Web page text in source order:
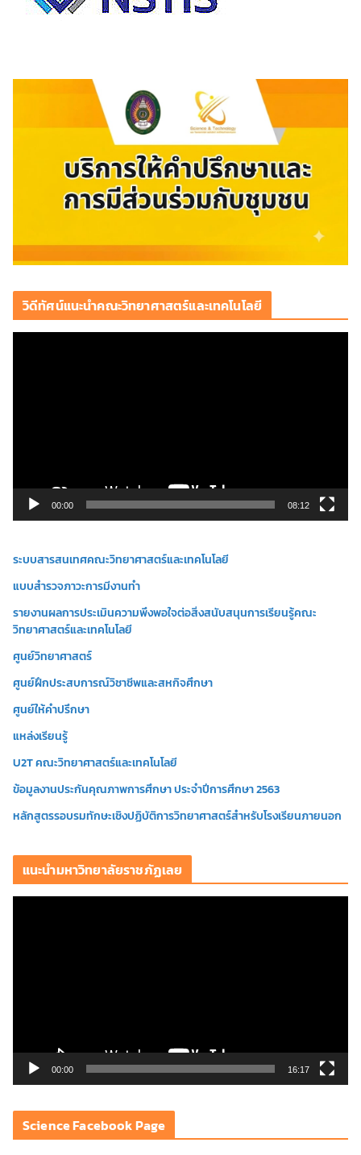
วิดีทัศน์แนะนำคณะวิทยาศาสตร์และเทคโนโลยี
ดี
อ
00:00 08:12
ระบบสารสนเทศคณะวิทยาศาสตร์และเทคโนโลยี
แบบสำรวจภาวะการมีงานทำ
รายงานผลการประเมินความพึงพอใจต่อสิ่งสนับสนุนการเรียนรู้คณะ
วิทยาศาสตร์และเทคโนโลยี
ศูนย์วิทยาศาสตร์
ศูนย์ฝึกประสบการณ์วิชาชีพและสหกิจศึกษา
ศูนย์ให้คำปรึกษา
แหล่งเรียนรู้
U2T คณะวิทยาศาสตร์และเทคโนโลยี
ข้อมูลงานประกันคุณภาพการศึกษา ประจำปีการศึกษา 2563
หลักสูตรรอบรมทักษะเชิงปฏิบัติการวิทยาศาสตร์สำหรับโรงเรียนภายนอก
แนะนำมหาวิทยาลัยราชภัฏเลย
ดี
โ
00:00 16:17
Science Facebook Page